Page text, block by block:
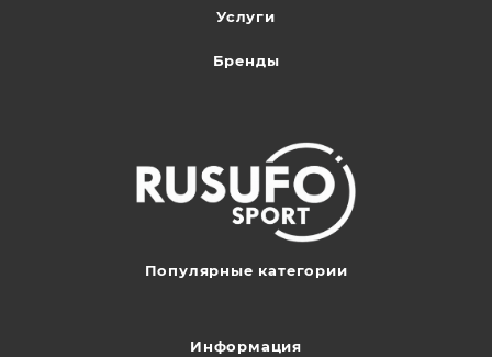
Услуги
Бренды
Популярные категории
Информация